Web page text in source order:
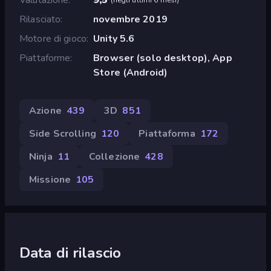
Rilasciato
novembre 2019
Motore di gioco Unity 5.6
Piattaforme
Browser (solo desktop), App
Store (Android)
Azione 439 3D 851
Side Scrolling 120 Piattaforma 172
Ninja 11 Collezione 428
Missione 105
Data di rilascio